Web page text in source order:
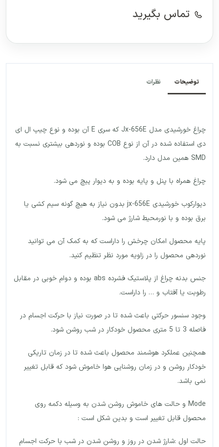
تماس بگیرید
توضیحات نظرات
چراغ خورشیدی مدل Jx-656E که سری E آن بوده و نوع چیپ ال ای
دی استفاده شده در آن از نوع COB بوده و نوردهی بیشتری نسبت به
SMD همین مدل دارد.
چراغ همراه با پنل و پایه بوده و به دیوار پیچ می شود.
دیوارکوب خورشیدی jx-656E بدون نیاز به هیچ گونه سیم کشی یا
برق بوده و با نورمحیط شارژ می شود.
پایه محصول امکان چرخش را داراست که به کمک آن می توانید
نوردهی محصول را در زاویه مورد نظر تنظیم کنید.
جنس بدنه چراغ از پلاستیک فشرده abs بوده و دوام خوبی در مقابل
رطوبت یا آفتاب و … را داراست.
وجود سنسور حرکتی باعث شده تا در صورت نیاز با حرکت اجسام در
فاصله 3 تا 5 متری محصول خودکار در شب روشن شود.
همچنین عملکرد هوشمند محصول باعث شده تا در زمان تاریکی
خودکار روشن و در زمان روشنایی هوا خاموش شود که قابل تغییر
نمی باشد.
Mode و حالت های خاموش روشن شدن به وسیله دکمه روی
محصول قابل تغییر است و بدین شکل است :
حالت اول :شارژ شدن در روز و روشن شدن در شب با حرکت اجسام